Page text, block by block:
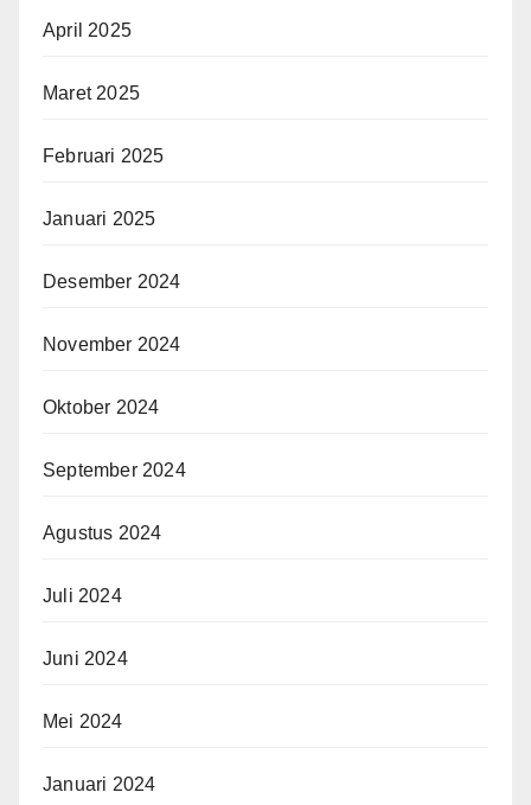
April 2025
Maret 2025
Februari 2025
Januari 2025
Desember 2024
November 2024
Oktober 2024
September 2024
Agustus 2024
Juli 2024
Juni 2024
Mei 2024
Januari 2024